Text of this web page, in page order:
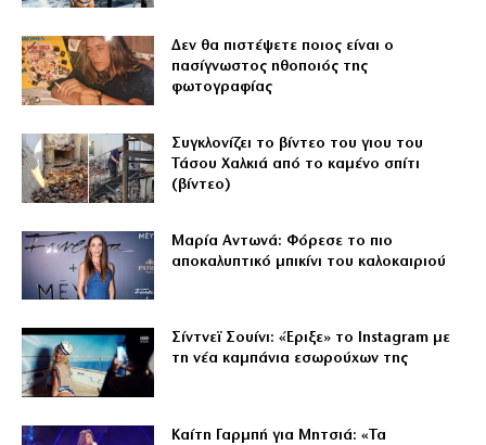
Δεν θα πιστέψετε ποιος είναι ο
πασίγνωστος ηθοποιός της
φωτογραφίας
Συγκλονίζει το βίντεο του γιου του
Τάσου Χαλκιά από το καμένο σπίτι
(βίντεο)
Μαρία Αντωνά: Φόρεσε το πιο
αποκαλυπτικό μπικίνι του καλοκαιριού
Σίντνεϊ Σουίνι: «Έριξε» το Instagram με
τη νέα καμπάνια εσωρούχων της
Καίτη Γαρμπή για Μητσιά: «Τα